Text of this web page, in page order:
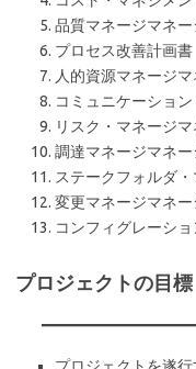
品質マネージマネ
プロセス改善計画書
人的資源マネージ
コミュニケーショ
リスク・マネージ
調達マネージマネ
ステークフォルダ
変更マネージマネ
コンフィグレーシ
プロジェクトの目標